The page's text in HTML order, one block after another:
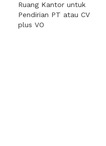
Ruang Kantor untuk
Pendirian PT atau CV
plus VO